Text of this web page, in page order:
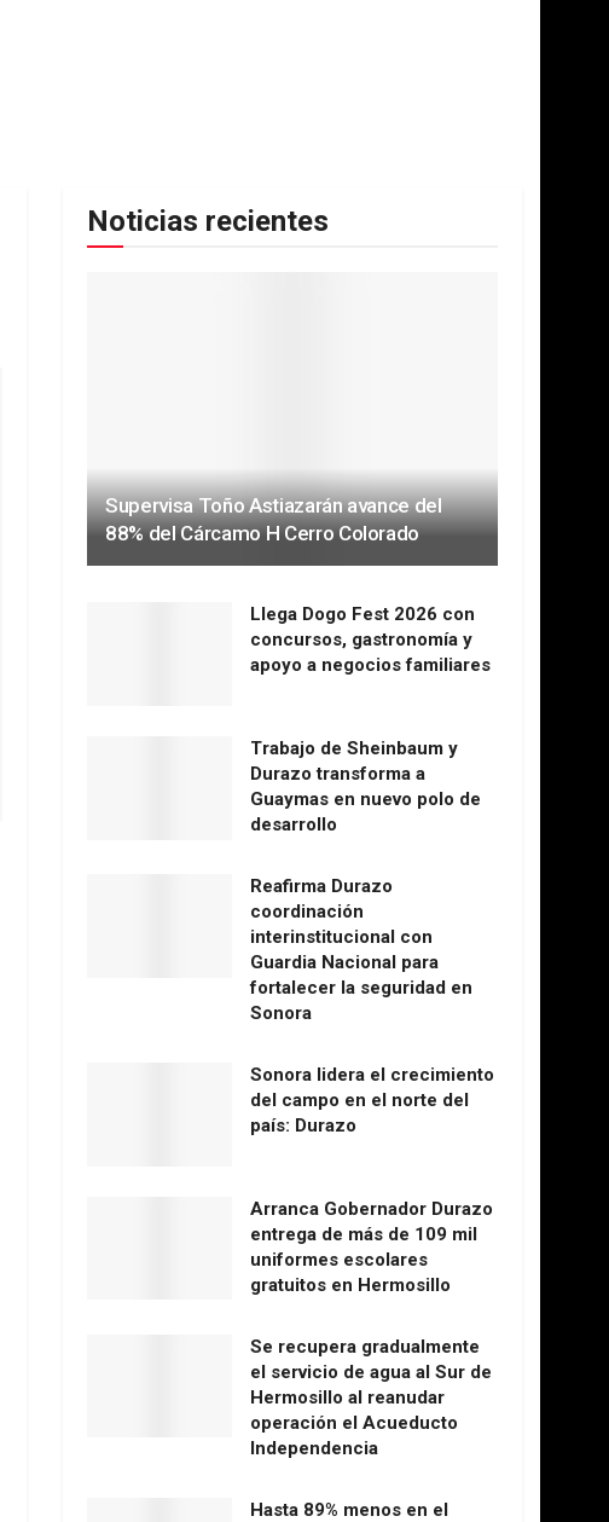
Noticias recientes
Supervisa Toño Astiazarán avance del
88% del Cárcamo H Cerro Colorado
Llega Dogo Fest 2026 con
concursos, gastronomía y
apoyo a negocios familiares
Trabajo de Sheinbaum y
Durazo transforma a
Guaymas en nuevo polo de
desarrollo
Reafirma Durazo
coordinación
interinstitucional con
Guardia Nacional para
fortalecer la seguridad en
Sonora
Sonora lidera el crecimiento
del campo en el norte del
país: Durazo
Arranca Gobernador Durazo
entrega de más de 109 mil
uniformes escolares
gratuitos en Hermosillo
Se recupera gradualmente
el servicio de agua al Sur de
Hermosillo al reanudar
operación el Acueducto
Independencia
Hasta 89% menos en el